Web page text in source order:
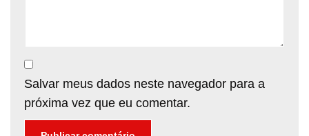
Salvar meus dados neste navegador para a
próxima vez que eu comentar.